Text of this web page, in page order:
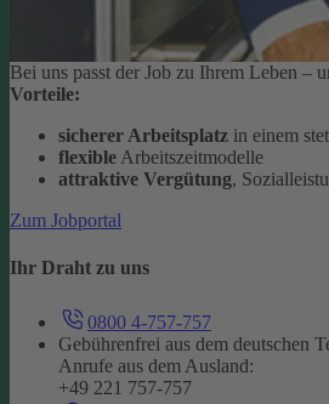
Bei uns passt der Job zu Ihrem Leben –
Vorteile:
sicherer Arbeitsplatz in einem
flexible Arbeitszeitmodelle
attraktive Vergütung,
Zum Jobportal
Ihr Draht zu uns
0800 4-757-757
Gebührenfrei aus dem deutschen
Anrufe aus dem Ausland:
+49 221 757-757